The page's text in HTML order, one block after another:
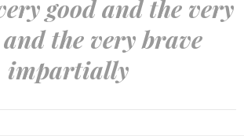
good and the very
the very brave
impartially